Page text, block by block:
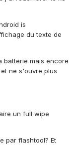
is
du texte de
batterie mais encore
ne s'ouvre plus
un full wipe
par flashtool? Et